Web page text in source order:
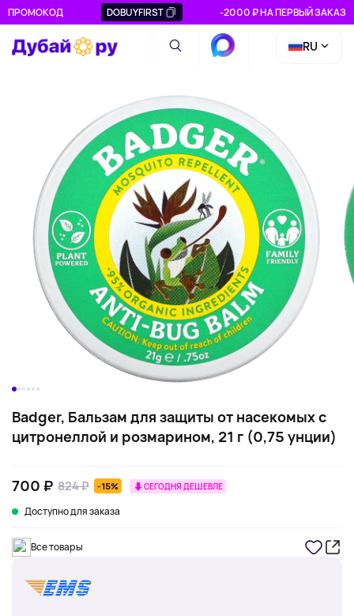
ПРОМОКОД DOBUYFIRST -2000 ₽ НА ПЕРВЫЙ ЗАКАЗ
RU
Badger, Бальзам для защиты от насекомых с
цитронеллой и розмарином, 21 г (0,75 унции)
700 ₽ 824 ₽ -15% СЕГОДНЯ ДЕШЕВЛЕ
Доступно для заказа
Все товары